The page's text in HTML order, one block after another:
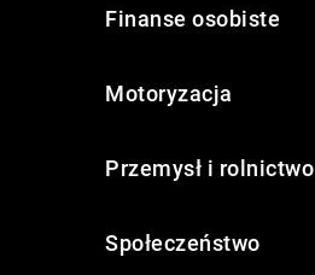
Finanse osobiste
Motoryzacja
Przemysł i rolnictwo
Społeczeństwo